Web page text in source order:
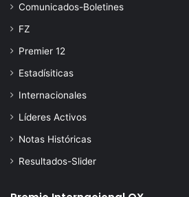
Comunicados-Boletines
FZ
Premier 12
Estadísiticas
Internacionales
Líderes Activos
Notas Históricas
Resultados-Slider